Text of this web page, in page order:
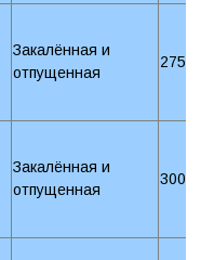
Закалённая и
отпущенная
275
Закалённая и
отпущенная
300